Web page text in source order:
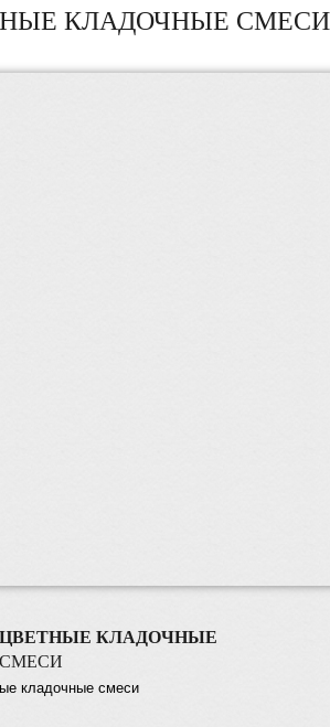
КЛАДОЧНЫЕ
ЦВЕТНЫЕ КЛАДОЧНЫЕ
СМЕСИ
кладочные смеси